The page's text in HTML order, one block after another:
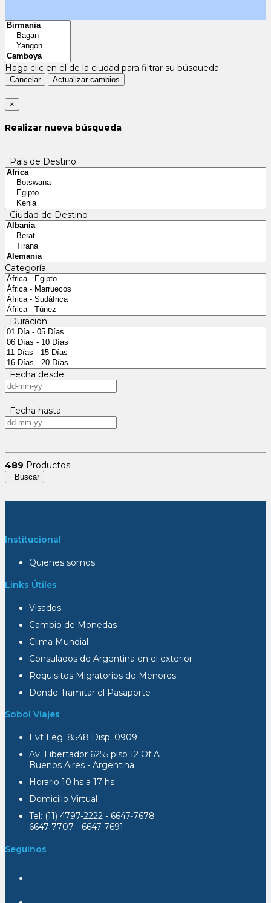
Haga clic en el de la ciudad para filtrar su búsqueda.
Cancelar Actualizar cambios
×
Realizar nueva búsqueda
País de Destino
Ciudad de Destino
Categoría
Duración
Fecha desde
Fecha hasta
489 Productos
Buscar
Institucional
Quienes somos
Links Útiles
Visados
Cambio de Monedas
Clima Mundial
Consulados de Argentina en el exterior
Requisitos Migratorios de Menores
Donde Tramitar el Pasaporte
Sobol Viajes
Evt Leg. 8548 Disp. 0909
Av. Libertador 6255 piso 12 Of A
Buenos Aires - Argentina
Horario 10 hs a 17 hs
Domicilio Virtual
Tel: (11) 4797-2222 - 6647-7678
6647-7707 - 6647-7691
Seguinos